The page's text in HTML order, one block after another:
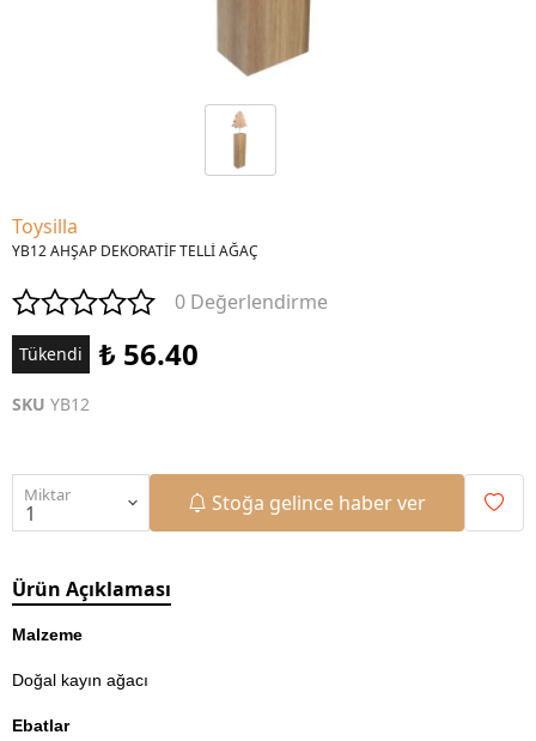
Toysilla
YB12 AHŞAP DEKORATİF TELLİ AĞAÇ
0 Değerlendirme
Tükendi ₺ 56.40
SKU YB12
Miktar Stoğa gelince haber ver
Ürün Açıklaması
Malzeme
Doğal kayın ağacı
Ebatlar